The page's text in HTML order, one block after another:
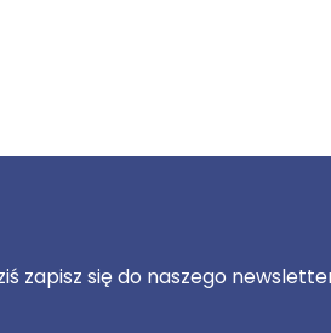
zapisz się do naszego